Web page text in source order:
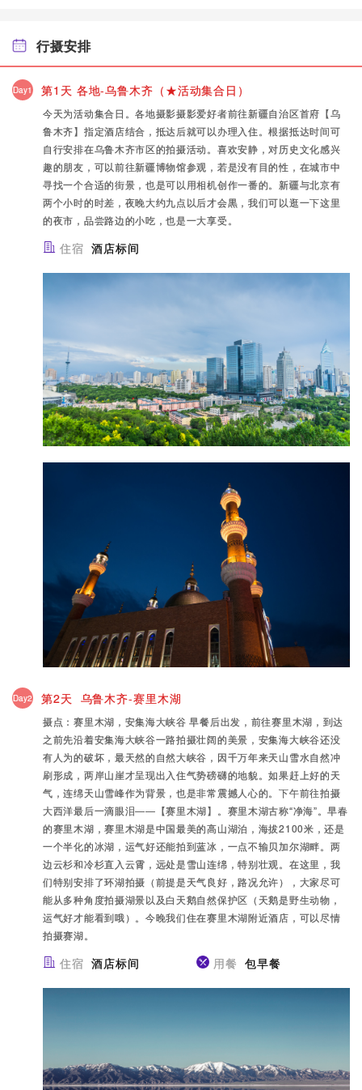
行摄安排
Day1 第1天 各地-乌鲁木齐（★活动集合日）
今天为活动集合日。各地摄影摄影爱好者前往新疆自治区首府【乌
鲁木齐】指定酒店结合，抵达后就可以办理入住。根据抵达时间可
自行安排在乌鲁木齐市区的拍摄活动。喜欢安静，对历史文化感兴
趣的朋友，可以前往新疆博物馆参观，若是没有目的性，在城市中
寻找一个合适的街景，也是可以用相机创作一番的。新疆与北京有
两个小时的时差，夜晚大约九点以后才会黒，我们可以逛一下这里
的夜市，品尝路边的小吃，也是一大享受。
住宿 酒店标间
Day2 第2天 乌鲁木齐-赛里木湖
摄点：赛里木湖，安集海大峡谷 早餐后出发，前往赛里木湖，到达
之前先沿着安集海大峡谷一路拍摄壮阔的美景，安集海大峡谷还没
有人为的破坏，最天然的自然大峡谷，因千万年来天山雪水自然冲
刷形成，两岸山崖才呈现出入住气势磅礴的地貌。如果赶上好的天
气，连绵天山雪峰作为背景，也是非常震撼人心的。下午前往拍摄
大西洋最后一滴眼泪——【赛里木湖】。赛里木湖古称“净海”。早春
的赛里木湖，赛里木湖是中国最美的高山湖泊，海拔2100米，还是
一个半化的冰湖，运气好还能拍到蓝冰，一点不输贝加尔湖畔。两
边云杉和冷杉直入云霄，远处是雪山连绵，特别壮观。在这里，我
们特别安排了环湖拍摄（前提是天气良好，路况允许），大家尽可
能从多种角度拍摄湖景以及白天鹅自然保护区（天鹅是野生动物，
运气好才能看到哦）。今晚我们住在赛里木湖附近酒店，可以尽情
拍摄赛湖。
住宿 酒店标间 用餐 包早餐